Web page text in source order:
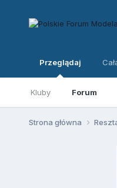
Przeglądaj
Kluby Forum
Strona główna